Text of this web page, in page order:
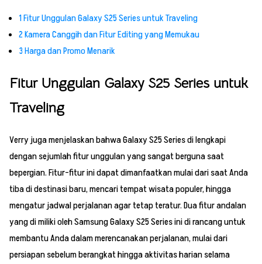
1Fitur Unggulan Galaxy S25 Series untuk Traveling
2Kamera Canggih dan Fitur Editing yang Memukau
3Harga dan Promo Menarik
Fitur Unggulan Galaxy S25 Series untuk
Traveling
Verry juga menjelaskan bahwa Galaxy S25 Series di lengkapi
dengan sejumlah fitur unggulan yang sangat berguna saat
bepergian. Fitur-fitur ini dapat dimanfaatkan mulai dari saat Anda
tiba di destinasi baru, mencari tempat wisata populer, hingga
mengatur jadwal perjalanan agar tetap teratur. Dua fitur andalan
yang di miliki oleh Samsung Galaxy S25 Series ini di rancang untuk
membantu Anda dalam merencanakan perjalanan, mulai dari
persiapan sebelum berangkat hingga aktivitas harian selama